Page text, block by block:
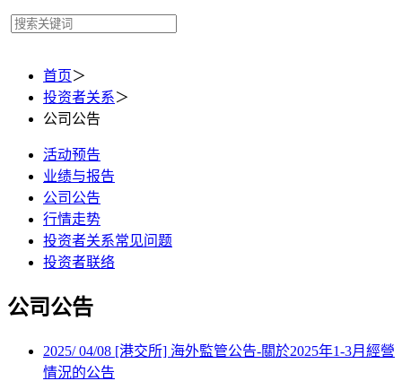
首页＞
投资者关系＞
公司公告
活动预告
业绩与报告
公司公告
行情走势
投资者关系常见问题
投资者联络
公司公告
2025/ 04/08 [港交所] 海外監管公告-關於2025年1-3月經營
情況的公告